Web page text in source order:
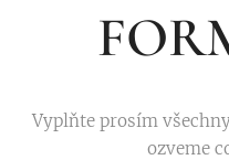
Vyplňte prosím
ozveme